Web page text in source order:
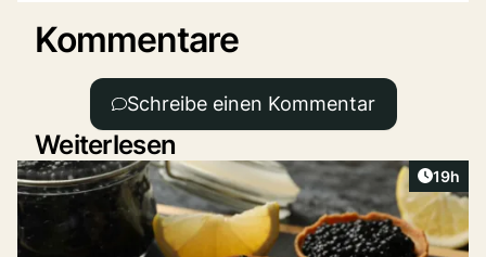
Kommentare
Schreibe einen Kommentar
Weiterlesen
Artikel
19h